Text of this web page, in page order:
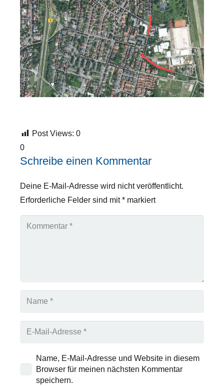
Post Views: 0
0
Schreibe einen Kommentar
Deine E-Mail-Adresse wird nicht veröffentlicht.
Erforderliche Felder sind mit* markiert
Name, E-Mail-Adresse und Website in diesem
Browser für meinen nächsten Kommentar
speichern.